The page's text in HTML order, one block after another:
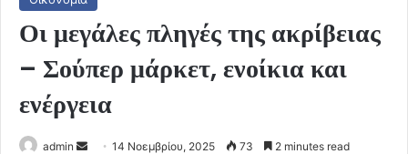
Οι μεγάλες πληγές της ακρίβειας
– Σούπερ μάρκετ, ενοίκια και
ενέργεια
admin
Send14 Νοεμβρίου, 2025 73 2 minutes read